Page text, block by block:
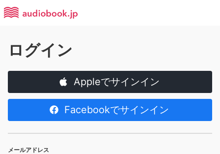
ログイン
Appleでサインイン
Facebookでサインイン
メールアドレス